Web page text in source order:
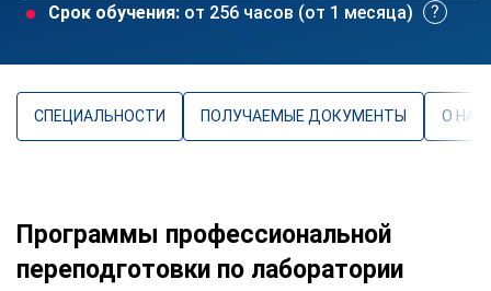
Срок обучения: от 256 часов (от 1 месяца)
СПЕЦИАЛЬНОСТИ ПОЛУЧАЕМЫЕ ДОКУМЕНТЫ О
Программы профессиональной
переподготовки по лаборатории